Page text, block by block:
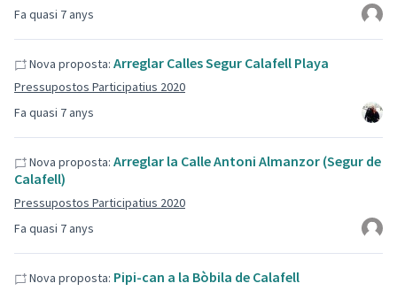
Fa quasi 7 anys
Fa quasi 7 anys
Nova proposta: Arreglar Calles Segur Calafell Playa
Pressupostos Participatius 2020
Fa quasi 7 anys
Nova proposta: Arreglar la Calle Antoni Almanzor (Segur de
Calafell)
Pressupostos Participatius 2020
Nova proposta: Pipi-can a la Bòbila de Calafell